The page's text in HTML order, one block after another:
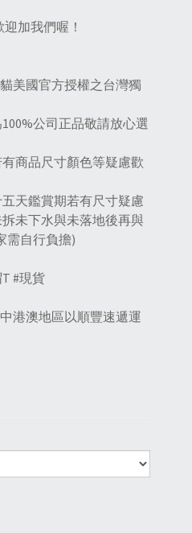
加我們喔！
美國官方授權之台灣獨
公司正品敬請放心選
商品尺寸顏色等疑慮歡
天鑑賞期若有尺寸疑慮
未下水與未落地後再與
需自行負擔)
T #現貨
中港澳地區以順豐速遞運